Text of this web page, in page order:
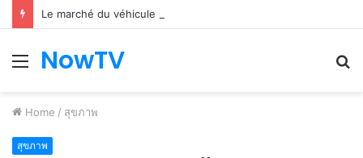
Le marché du véhicule d’occasion en plein essor
Menu
NowTV
Home / สุขภาพ
สุขภาพ